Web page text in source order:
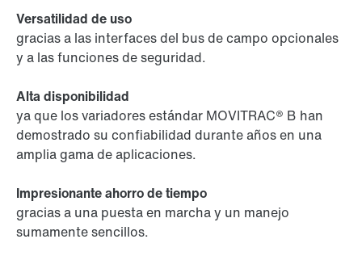
Versatilidad de uso
gracias a las interfaces del bus de campo opcionales
y a las funciones de seguridad.
Alta disponibilidad
ya que los variadores estándar MOVITRAC® B han
demostrado su confiabilidad durante años en una
amplia gama de aplicaciones.
Impresionante ahorro de tiempo
gracias a una puesta en marcha y un manejo
sumamente sencillos.